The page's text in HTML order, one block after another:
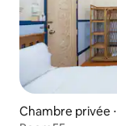
Chambre privée